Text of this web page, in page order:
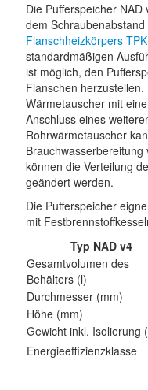
Die Pufferspeicher
dem
Flanschheizkörpers TPK
standardmäßigen
ist möglich, den
Flanschen
Wärmetauscher mit
Anschluss eines
Rohrwärmetauscher
können die Verteilung
geändert werden.
Die Pufferspeicher
mit
Typ NAD v4
Gesamtvolumen des
Behälters (l)
Durchmesser (mm)
Höhe (mm)
Gewicht inkl. Isolierung
Energieeffizienzklasse